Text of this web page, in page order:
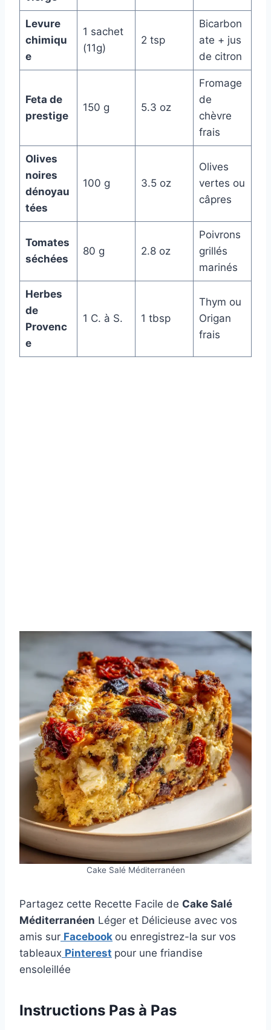
Levure
chimiqu
e
1 sachet
(11g)
2 tsp
Bicarbon
ate + jus
de citron
Feta de
prestige
150 g 5.3 oz
Fromage
de
chèvre
frais
Olives
noires
dénoyau
tées
100 g 3.5 oz
Olives
vertes ou
câpres
Tomates
séchées
80 g 2.8 oz
Poivrons
grillés
marinés
Herbes
de
Provenc
e
1 C. à S. 1 tbsp
Thym ou
Origan
frais
Cake Salé Méditerranéen
Partagez cette Recette Facile de Cake Salé
Méditerranéen Léger et Délicieuse avec vos
amis sur Facebook ou enregistrez-la sur vos
tableaux Pinterest pour une friandise
ensoleillée
Instructions Pas à Pas